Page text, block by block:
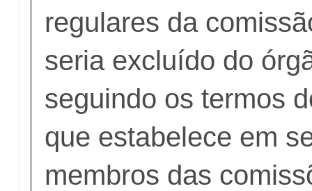
regulares da
seria excluído do
seguindo os termos
que estabelece em
membros das